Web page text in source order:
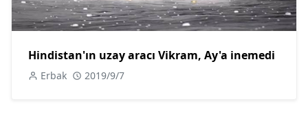
Hindistan'ın uzay aracı Vikram, Ay'a inemedi
Erbak 2019/9/7